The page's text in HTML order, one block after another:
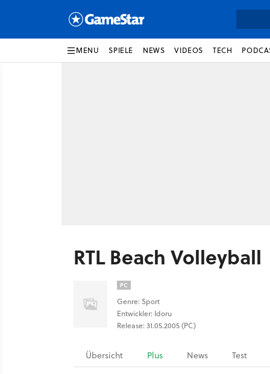
MENU SPIELE NEWS VIDEOS TECH
RTL Beach Volleyball
PC
Genre: Sport
Entwickler: Idoru
Release: 31.05.2005 (PC)
Übersicht Plus News Test